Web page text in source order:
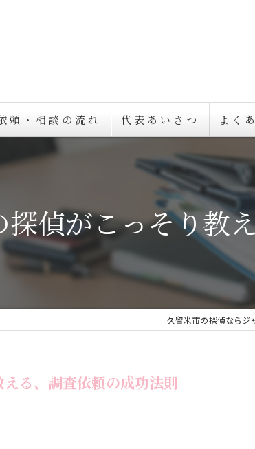
頼・相談の流れ 代表あいさつ よく
探偵がこっそり教
久留米市の探偵ならジ
る、調査依頼の成功法則